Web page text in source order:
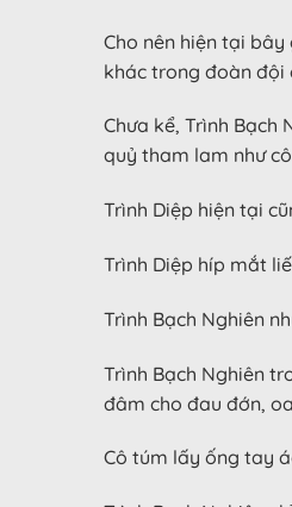
Cho nên hiện tại
khác trong đoàn đội
Chưa kể, Trình
quỷ tham lam như
Trình Diệp hiện tại
Trình Diệp híp mắt
Trình Bạch Nghiên
Trình Bạch Nghiên
đâm cho đau đớn,
Cô túm lấy ống tay